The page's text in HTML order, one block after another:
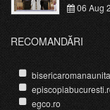
06 Aug
RECOMANDĂRI
egco.ro